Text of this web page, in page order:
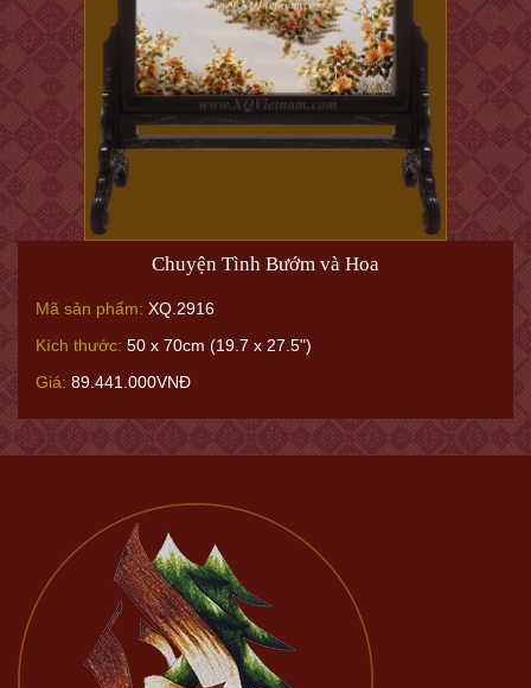
Chuyện Tình Bướm và Hoa
Mã sản phẩm: XQ.2916
Kích thước: 50 x 70cm (19.7 x 27.5")
Giá: 89.441.000VNĐ